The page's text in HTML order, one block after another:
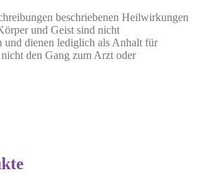
beschriebenen Heilwirkungen
und Geist sind nicht
und dienen lediglich als Anhalt für
nicht den Gang zum Arzt oder